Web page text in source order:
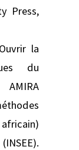
Press,
la
du